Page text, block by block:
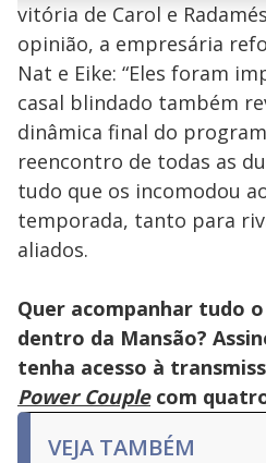
be
by
the
key
or
activating
close
button.
vitória de Carol e
opinião, a empresária
Nat e Eike: “Eles foram
casal blindado também
dinâmica final do
reencontro de todas as
tudo que os incomodou
temporada, tanto para
aliados.
Quer acompanhar tudo
dentro da Mansão?
tenha acesso à
Power Couplecom
VEJA TAMBÉM